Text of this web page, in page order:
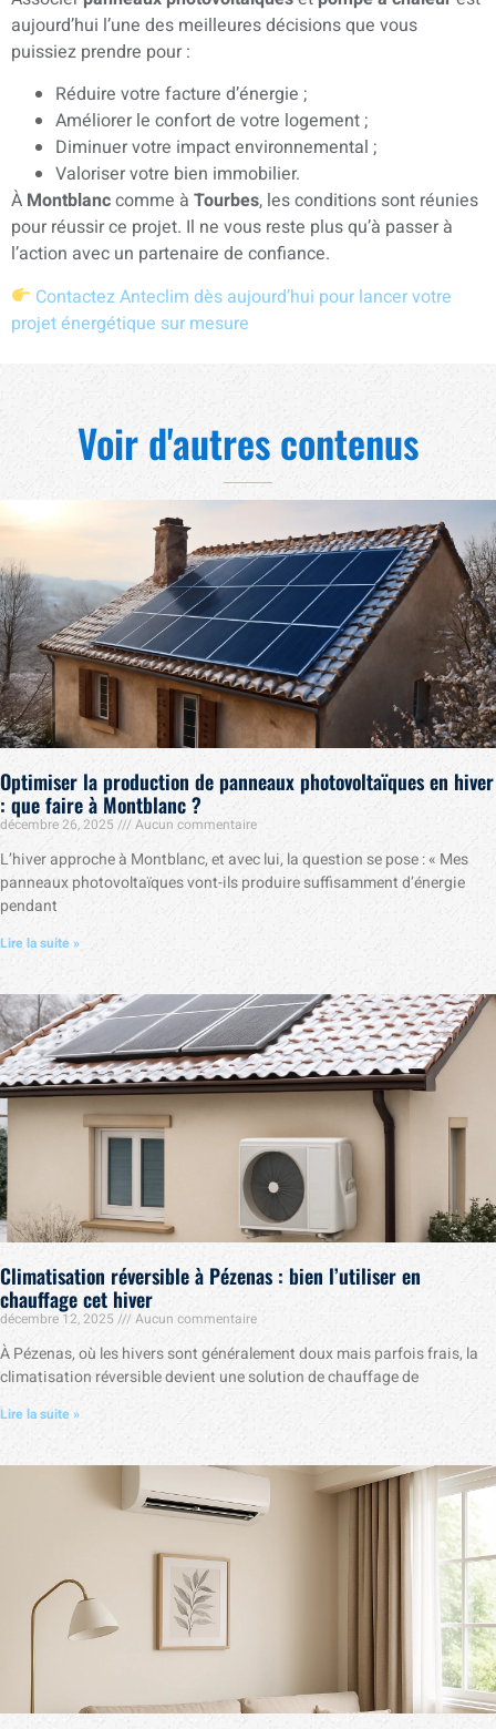
aujourd’hui l’une des meilleures décisions que vous
puissiez prendre pour :
Réduire votre facture d’énergie ;
Améliorer le confort de votre logement ;
Diminuer votre impact environnemental ;
Valoriser votre bien immobilier.
À Montblanccomme à Tourbes, les conditions sont réunies
pour réussir ce projet. Il ne vous reste plus qu’à passer à
l’action avec un partenaire de confiance.
Contactez Anteclim dès aujourd’hui pour lancer votre
projet énergétique sur mesure
Voir d'autres contenus
Optimiser la production de panneaux photovoltaïques en hiver
: que faire à Montblanc ?
décembre 26, 2025 Aucun commentaire
L’hiver approche à Montblanc, et avec lui, la question se pose : « Mes
panneaux photovoltaïques vont-ils produire suffisamment d’énergie
pendant
Lire la suite »
Climatisation réversible à Pézenas : bien l’utiliser en
chauffage cet hiver
décembre 12, 2025 Aucun commentaire
À Pézenas, où les hivers sont généralement doux mais parfois frais, la
climatisation réversible devient une solution de chauffage de
Lire la suite »